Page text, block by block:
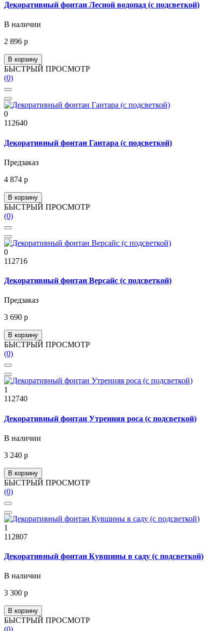
Декоративный фонтан Лесной водопад (с подсветкой)
В наличии
2 896 р
В корзину
БЫСТРЫЙ ПРОСМОТР
(0)
0
112640
Декоративный фонтан Гантара (с подсветкой)
Предзаказ
4 874 р
В корзину
БЫСТРЫЙ ПРОСМОТР
(0)
0
112716
Декоративный фонтан Версайс (с подсветкой)
Предзаказ
3 690 р
В корзину
БЫСТРЫЙ ПРОСМОТР
(0)
1
112740
Декоративный фонтан Утренняя роса (с подсветкой)
В наличии
3 240 р
В корзину
БЫСТРЫЙ ПРОСМОТР
(0)
1
112807
Декоративный фонтан Кувшины в саду (с подсветкой)
В наличии
3 300 р
В корзину
БЫСТРЫЙ ПРОСМОТР